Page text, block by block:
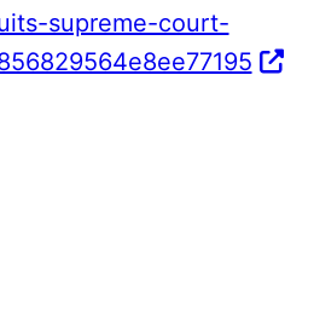
supreme-court-